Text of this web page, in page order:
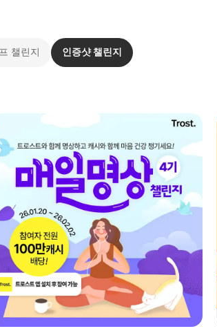
챌린지 인증샷 챌린지